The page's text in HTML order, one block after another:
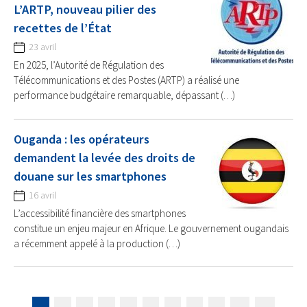
L’ARTP, nouveau pilier des
recettes de l’État
23 avril
En 2025, l’Autorité de Régulation des
Télécommunications et des Postes (ARTP) a réalisé une
performance budgétaire remarquable, dépassant (…)
Ouganda : les opérateurs
demandent la levée des droits de
douane sur les smartphones
16 avril
L’accessibilité financière des smartphones
constitue un enjeu majeur en Afrique. Le gouvernement ougandais
a récemment appelé à la production (…)